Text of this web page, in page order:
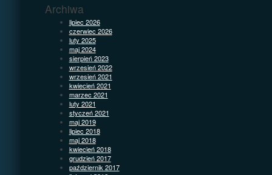
Archiwa
lipiec 2026
czerwiec 2026
luty 2025
maj 2024
sierpień 2023
wrzesień 2022
wrzesień 2021
kwiecień 2021
marzec 2021
luty 2021
styczeń 2021
maj 2019
lipiec 2018
maj 2018
kwiecień 2018
grudzień 2017
październik 2017